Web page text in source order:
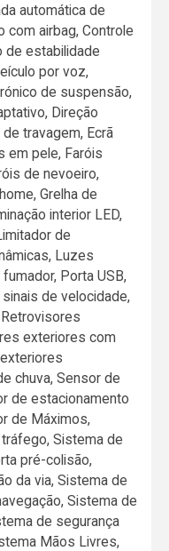
automática de
com airbag, Controle
de estabilidade
por voz,
de suspensão,
Direção
travagem, Ecrã
em pele, Faróis
de nevoeiro,
Grelha de
interior LED,
de
Luzes
Porta USB,
de velocidade,
exteriores com
chuva, Sensor de
de estacionamento
de Máximos,
Sistema de
pré-colisão,
da via, Sistema de
Sistema de
de segurança
Mãos Livres,